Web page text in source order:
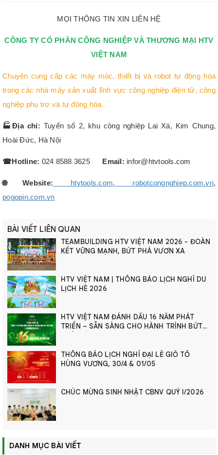
MỌI THÔNG TIN XIN LIÊN HỆ
CÔNG TY CỔ PHẦN CÔNG NGHIỆP VÀ THƯƠNG MẠI HTV
VIỆT NAM
Chuyên cung cấp các máy móc, thiết bị và robot tự động hóa
trong các nhà máy sản xuất lĩnh vực công nghiệp điện tử, công
nghiệp phụ trợ và tự động hóa.
🏭 Địa chỉ: Tuyến số 2, khu công nghiệp Lai Xá, Kim Chung,
Hoài Đức, Hà Nội
☎︎Hotline: 024 8588 3625 Email: infor@htvtools.com
🌐 Website: htvtools.com, robotcongnghiep.com.vn,
pogopin.com.vn
BÀI VIẾT LIÊN QUAN
TEAMBUILDING HTV VIỆT NAM 2026 - ĐOÀN
KẾT VỮNG MẠNH, BỨT PHÁ VƯƠN XA
HTV VIỆT NAM | THÔNG BÁO LỊCH NGHỈ DU
LỊCH HÈ 2026
HTV VIỆT NAM ĐÁNH DẤU 16 NĂM PHÁT
TRIỂN – SẴN SÀNG CHO HÀNH TRÌNH BỨT
THÔNG BÁO LỊCH NGHỈ ĐẠI LỄ GIỖ TỔ
HÙNG VƯƠNG, 30/4 & 01/05
CHÚC MỪNG SINH NHẬT CBNV QUÝ I/2026
DANH MỤC BÀI VIẾT